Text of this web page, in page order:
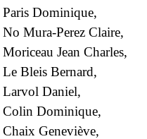
Paris Dominique,
No Mura-Perez Claire,
Moriceau Jean Charles,
Le Bleis Bernard,
Larvol Daniel,
Colin Dominique,
Chaix Geneviève,